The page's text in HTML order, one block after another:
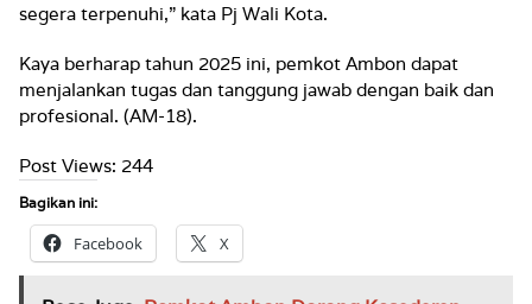
segera terpenuhi,” kata Pj Wali Kota.
Kaya berharap tahun 2025 ini, pemkot Ambon dapat
menjalankan tugas dan tanggung jawab dengan baik dan
profesional. (AM-18).
Post Views: 244
Bagikan ini:
Facebook X